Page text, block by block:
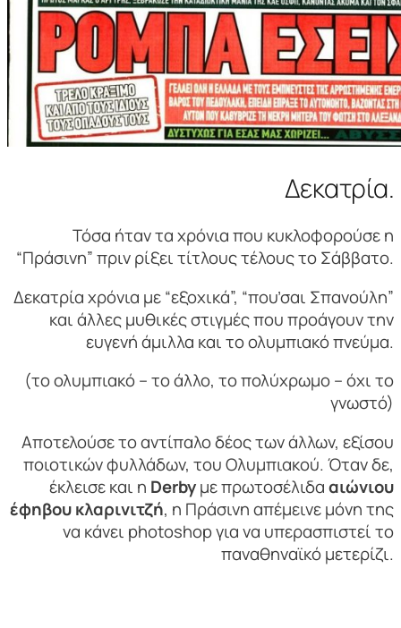
Δεκατρία.
Τόσα ήταν τα χρόνια που κυκλοφορούσε η
“Πράσινη” πριν ρίξει τίτλους τέλους το Σάββατο.
Δεκατρία χρόνια με “εξοχικά”, “που’σαι Σπανούλη”
και άλλες μυθικές στιγμές που προάγουν την
ευγενή άμιλλα και το ολυμπιακό πνεύμα.
(το ολυμπιακό – το άλλο, το πολύχρωμο – όχι το
γνωστό)
Αποτελούσε το αντίπαλο δέος των άλλων, εξίσου
ποιοτικών φυλλάδων, του Ολυμπιακού. Όταν δε,
έκλεισε και η Derbyμε πρωτοσέλιδααιώνιου
έφηβου κλαρινιτζή, η Πράσινη απέμεινε μόνη της
να κάνει photoshop για να υπερασπιστεί το
παναθηναϊκό μετερίζι.